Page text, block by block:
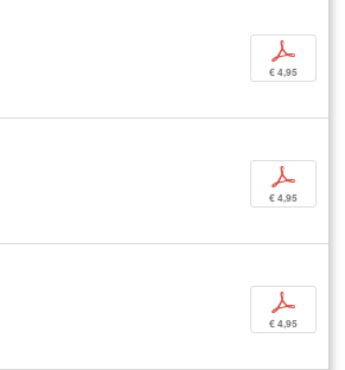
p
€ 4,95
p
€ 4,95
p
€ 4,95